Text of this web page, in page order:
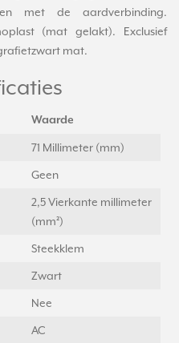
met de aardverbinding.
(mat gelakt). Exclusief
mat.
Waarde
71 Millimeter (mm)
Geen
2,5 Vierkante millimeter
(mm²)
Steekklem
Zwart
Nee
AC